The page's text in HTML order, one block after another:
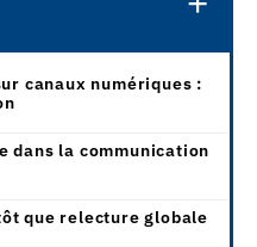
canaux numériques :
dans la communication
que relecture globale